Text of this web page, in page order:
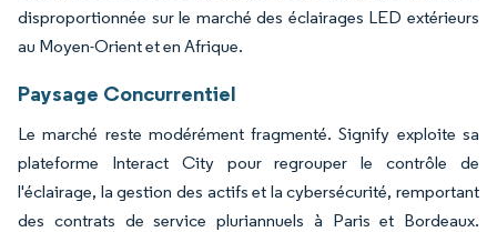
disproportionnée sur le marché des éclairages LED extérieurs
au Moyen-Orient et en Afrique.
Paysage Concurrentiel
Le marché reste modérément fragmenté. Signify exploite sa
plateforme Interact City pour regrouper le contrôle de
l'éclairage, la gestion des actifs et la cybersécurité, remportant
des contrats de service pluriannuels à Paris et Bordeaux.